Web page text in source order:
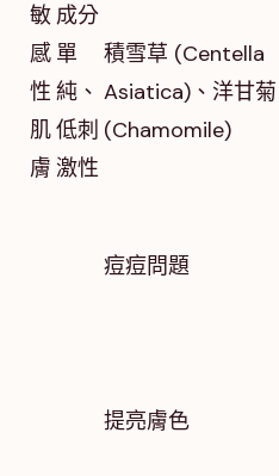
敏
感
性
肌
膚
成分
單
純、
低刺
激性
積雪草 (Centella
Asiatica)、洋甘菊
(Chamomile)
痘痘問題
提亮膚色